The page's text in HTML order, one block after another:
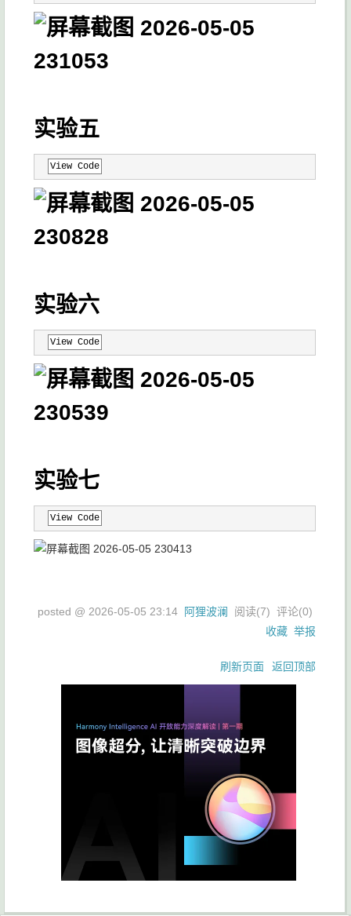
实验五
View Code
实验六
View Code
实验七
View Code
posted @ 2026-05-05 23:14 阿狸波澜 阅读(7) 评论(0)
收藏 举报
刷新页面 返回顶部